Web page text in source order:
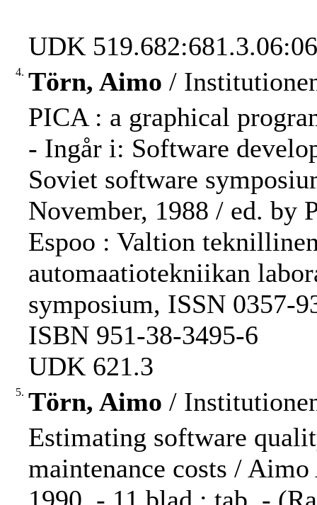
UDK
4. Törn, Aimo /
PICA : a graphical
- Ingår i: Software
Soviet software
November, 1988 / ed. by
Espoo : Valtion
automaatiotekniikan
symposium, ISSN 0357-
ISBN 951-38-3495-6
UDK 621.3
5. Törn, Aimo /
Estimating software
maintenance costs /